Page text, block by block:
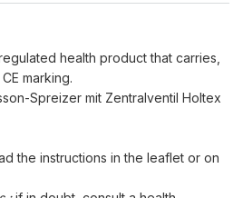
health product that carries,
marking.
Spreizer mit Zentralventil Holtex
the instructions in the leaflet or on